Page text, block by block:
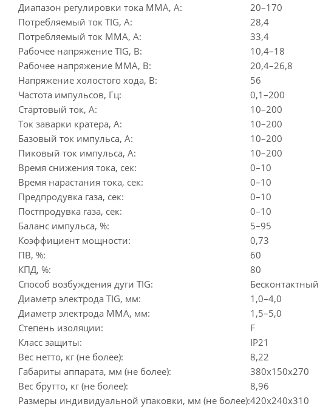
Диапазон регулировки тока MMA, A:
20–170
Потребляемый ток TIG, А:
28,4
Потребляемый ток MMA, А:
33,4
Рабочее напряжение TIG, В:
10,4–18
Рабочее напряжение MMA, В:
20,4–26,8
Напряжение холостого хода, В:
56
Частота импульсов, Гц:
0,1–200
Стартовый ток, А:
10–200
Ток заварки кратера, А:
10–200
Базовый ток импульса, А:
10–200
Пиковый ток импульса, А:
10–200
Время снижения тока, сек:
0–10
Время нарастания тока, сек:
0–10
Предпродувка газа, сек:
0–10
Постпродувка газа, сек:
0–10
Баланс импульса, %:
5–95
Коэффициент мощности:
0,73
ПВ, %:
60
КПД, %:
80
Способ возбуждения дуги TIG:
Бесконтактный
Диаметр электрода TIG, мм:
1,0–4,0
Диаметр электрода MMA, мм:
1,5–5,0
Степень изоляции:
F
Класс защиты:
IP21
Вес нетто, кг (не более):
8,22
Габариты аппарата, мм (не более):
380х150х270
Вес брутто, кг (не более):
8,96
Размеры индивидуальной упаковки, мм (не более):420х240х310